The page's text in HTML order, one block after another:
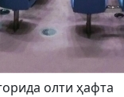
олти ҳафта